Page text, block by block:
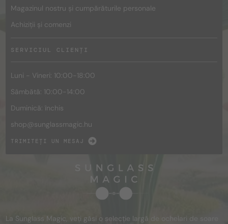
Magazinul nostru și cumpărăturile personale
Achiziții și comenzi
SERVICIUL CLIENȚI
Luni - Vineri: 10:00-18:00
Sâmbătă: 10:00-14:00
Duminică: închis
shop@sunglassmagic.hu
TRIMITEȚI UN MESAJ
La Sunglass Magic, veți găsi o selecție largă de ochelari de soare